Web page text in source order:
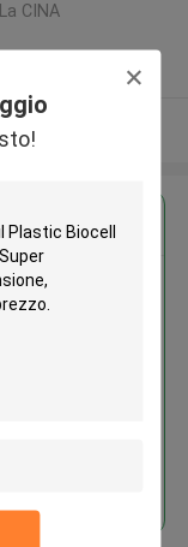
CINA
per
Filter
alimentare